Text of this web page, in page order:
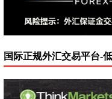
国际正规外汇交易平台-